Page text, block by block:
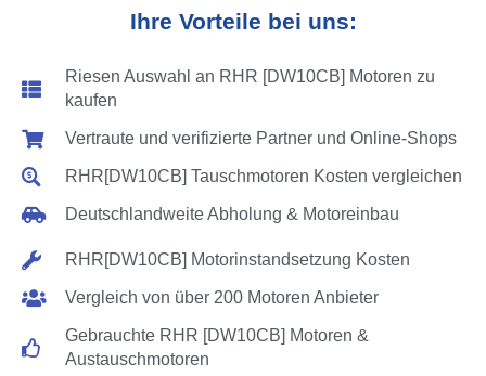
Ihre Vorteile bei uns:
Riesen Auswahl an RHR [DW10CB] Motoren zu
kaufen
Vertraute und verifizierte Partner und Online-Shops
RHR[DW10CB] Tauschmotoren Kosten vergleichen
Deutschlandweite Abholung & Motoreinbau
RHR[DW10CB] Motorinstandsetzung Kosten
Vergleich von über 200 Motoren Anbieter
Gebrauchte RHR [DW10CB] Motoren &
Austauschmotoren